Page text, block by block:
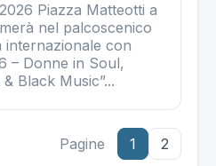
Piazza Matteotti a
nel palcoscenico
internazionale con
– Donne in Soul,
Black Music”...
Pagine 1 2